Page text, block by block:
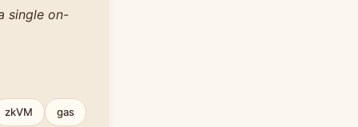
single on-
zkVM gas